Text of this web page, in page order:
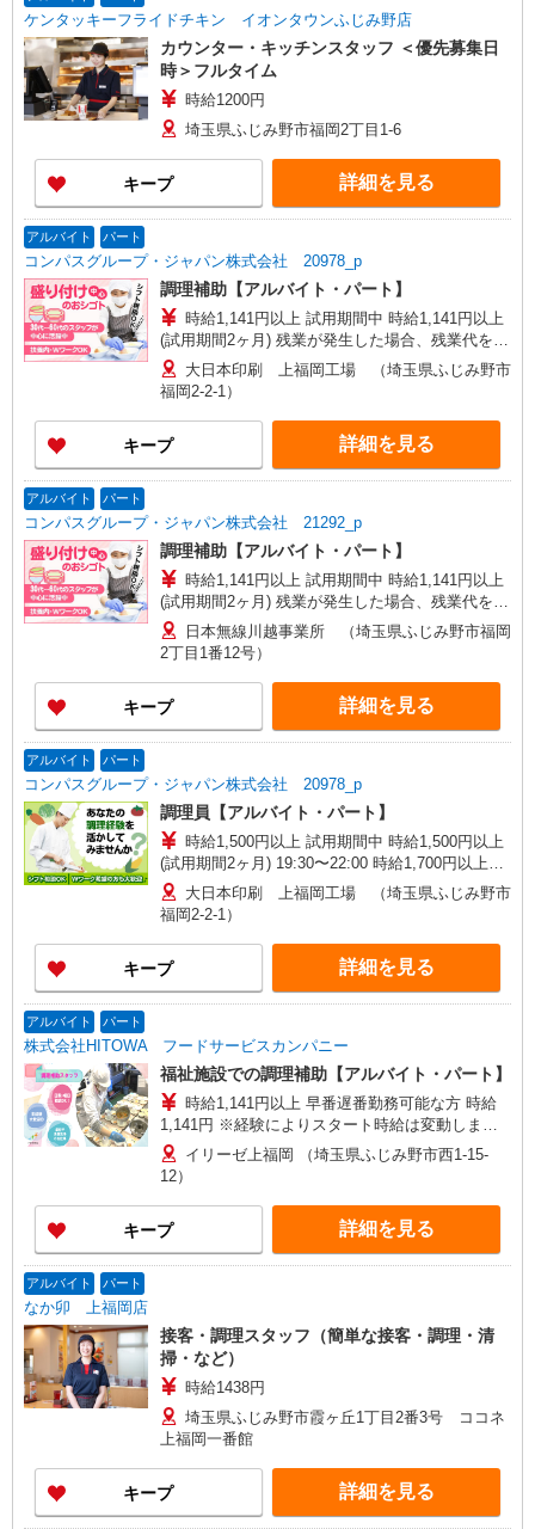
ケンタッキーフライドチキン イオンタウンふじみ野店
カウンター・キッチンスタッフ ＜優先募集日
時＞フルタイム
時給1200円
埼玉県ふじみ野市福岡2丁目1-6
キープ 詳細を見る
アルバイト パート
コンパスグループ・ジャパン株式会社 20978_p
調理補助【アルバイト・パート】
時給1,141円以上 試用期間中 時給1,141円以上
(試用期間2ヶ月) 残業が発生した場合、残業代を1
分単位で別途支給します。
大日本印刷 上福岡工場 （埼玉県ふじみ野市
福岡2-2-1）
キープ 詳細を見る
アルバイト パート
コンパスグループ・ジャパン株式会社 21292_p
調理補助【アルバイト・パート】
時給1,141円以上 試用期間中 時給1,141円以上
(試用期間2ヶ月) 残業が発生した場合、残業代を1
分単位で別途支給します。
日本無線川越事業所 （埼玉県ふじみ野市福岡
2丁目1番12号）
キープ 詳細を見る
アルバイト パート
コンパスグループ・ジャパン株式会社 20978_p
調理員【アルバイト・パート】
時給1,500円以上 試用期間中 時給1,500円以上
(試用期間2ヶ月) 19:30〜22:00 時給1,700円以上
22:00〜2:30 時給2,125円以上 残業が発生した場
合、残業代を1分単位で別途支給します。
大日本印刷 上福岡工場 （埼玉県ふじみ野市
福岡2-2-1）
キープ 詳細を見る
アルバイト パート
株式会社HITOWA フードサービスカンパニー
福祉施設での調理補助【アルバイト・パート】
時給1,141円以上 早番遅番勤務可能な方 時給
1,141円 ※経験によりスタート時給は変動しま
す。 ※AP評価制度：あり 年1回の評価により時
給を見直します。 ※アルバイト賞与（寸志）：あ
り 年2回。勤続年数により金額UP。
イリーゼ上福岡 （埼玉県ふじみ野市西1-15-
12）
キープ 詳細を見る
アルバイト パート
なか卯 上福岡店
接客・調理スタッフ（簡単な接客・調理・清
掃・など）
時給1438円
埼玉県ふじみ野市霞ヶ丘1丁目2番3号 ココネ
上福岡一番館
キープ 詳細を見る